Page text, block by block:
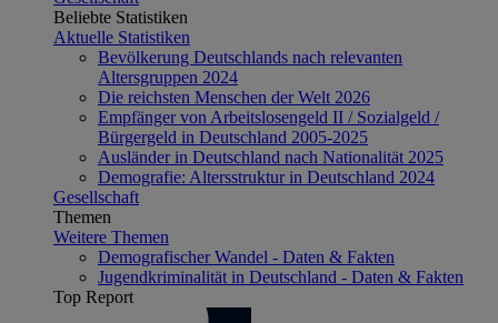
Beliebte Statistiken
Aktuelle Statistiken
Bevölkerung Deutschlands nach relevanten
Altersgruppen 2024
Die reichsten Menschen der Welt 2026
Empfänger von Arbeitslosengeld II / Sozialgeld /
Bürgergeld in Deutschland 2005-2025
Ausländer in Deutschland nach Nationalität 2025
Demografie: Altersstruktur in Deutschland 2024
Gesellschaft
Themen
Weitere Themen
Demografischer Wandel - Daten & Fakten
Jugendkriminalität in Deutschland - Daten & Fakten
Top Report